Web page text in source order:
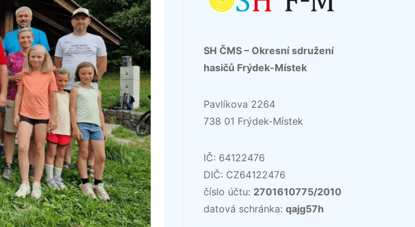
SH ČMS – Okresní sdružení
hasičů Frýdek-Místek
Pavlíkova 2264
738 01 Frýdek-Místek
IČ: 64122476
DIČ: CZ64122476
číslo účtu: 2701610775/2010
datová schránka: qajg57h